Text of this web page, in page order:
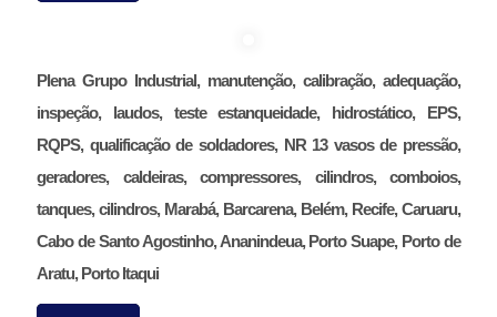
Plena Grupo Industrial, manutenção, calibração, adequação,
inspeção, laudos, teste estanqueidade, hidrostático, EPS,
RQPS, qualificação de soldadores, NR 13 vasos de pressão,
geradores, caldeiras, compressores, cilindros, comboios,
tanques, cilindros, Marabá, Barcarena, Belém, Recife, Caruaru,
Cabo de Santo Agostinho, Ananindeua, Porto Suape, Porto de
Aratu, Porto Itaqui